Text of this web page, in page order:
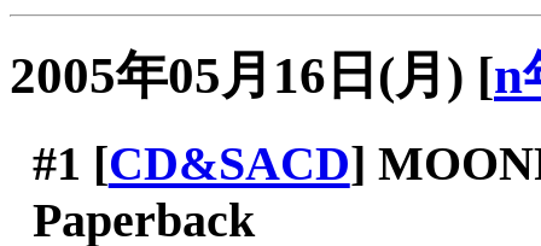
2005年05月16日(月) [n
#1 [CD&SACD]
Paperback